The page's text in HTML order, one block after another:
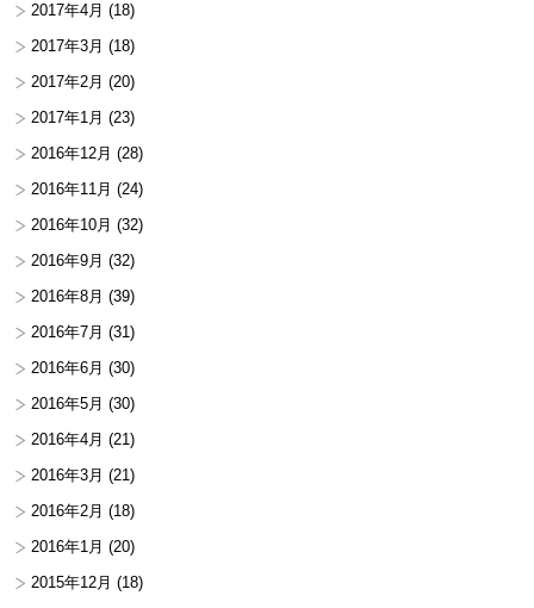
2017年4月 (18)
2017年3月 (18)
2017年2月 (20)
2017年1月 (23)
2016年12月 (28)
2016年11月 (24)
2016年10月 (32)
2016年9月 (32)
2016年8月 (39)
2016年7月 (31)
2016年6月 (30)
2016年5月 (30)
2016年4月 (21)
2016年3月 (21)
2016年2月 (18)
2016年1月 (20)
2015年12月 (18)